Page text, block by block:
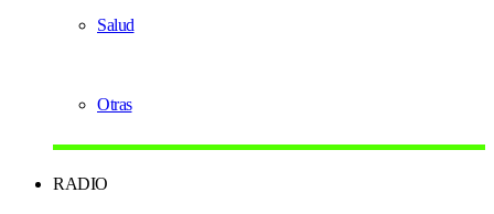
Salud
Otras
RADIO